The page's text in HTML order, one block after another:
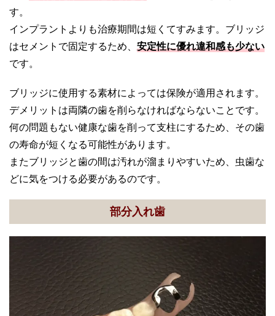
す。
インプラントよりも治療期間は短くてすみます。ブリッジ
はセメントで固定するため、 安定性に優れ違和感も少ない
です。
ブリッジに使用する素材によっては保険が適用されます。
デメリットは両隣の歯を削らなければならないことです。
何の問題もない健康な歯を削って支柱にするため、その歯
の寿命が短くなる可能性があります。
またブリッジと歯の間は汚れが溜まりやすいため、虫歯な
どに気をつける必要があるのです。
部分入れ歯